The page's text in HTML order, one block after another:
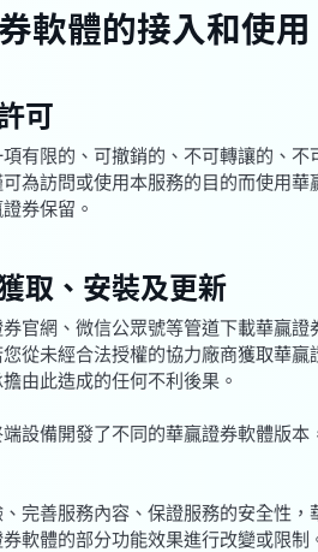
軟體的接入和使用
可
有限的、可撤銷的、不可轉讓的、
為訪問或使用本服務的目的而使用
券保留。
取、安裝及更新
官網、微信公眾號等管道下載華贏
從未經合法授權的協力廠商獲取華
由此造成的任何不利後果。
設備開發了不同的華贏證券軟體版
完善服務內容、保證服務的安全性
軟體的部分功能效果進行改變或限制